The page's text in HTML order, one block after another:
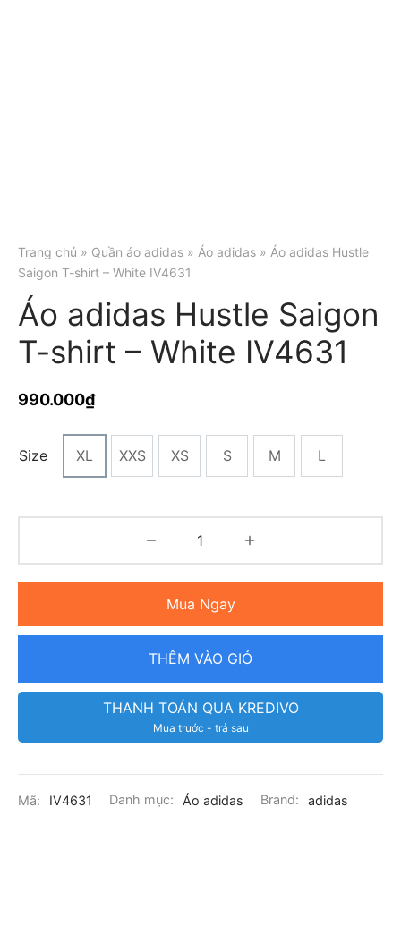
Trang chủ » Quần áo adidas » Áo adidas » Áo adidas Hustle
Saigon T-shirt – White IV4631
Áo adidas Hustle Saigon
T-shirt – White IV4631
990.000₫
Size XL XXS XS S M L
Mua Ngay
THÊM VÀO GIỎ
THANH TOÁN QUA KREDIVO
Mua trước - trả sau
Mã: IV4631 Danh mục: Áo adidas Brand: adidas